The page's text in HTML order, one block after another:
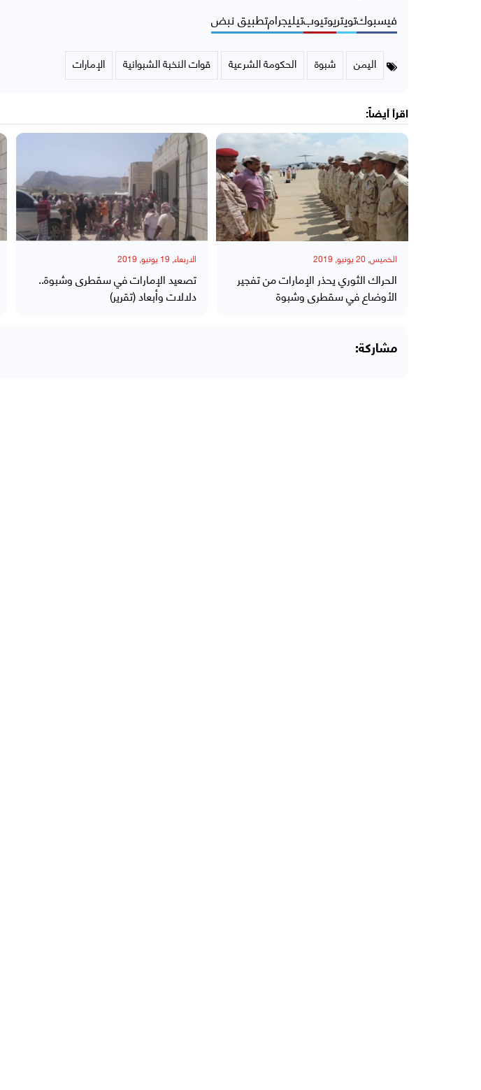
فيسبوكتويتريوتيوبتيليجرامتطبيق نبض
اليمن شبوة الحكومة الشرعية قوات النخبة الشبوانية الإمارات
اقرأ أيضاً:
الخميس, 20 يونيو, 2019
الحراك الثوري يحذر الإمارات من تفجير
الأوضاع في سقطرى وشبوة
الاربعاء, 19 يونيو, 2019
تصعيد الإمارات في سقطرى وشبوة..
دلالات وأبعاد (تقرير)
مشاركة: